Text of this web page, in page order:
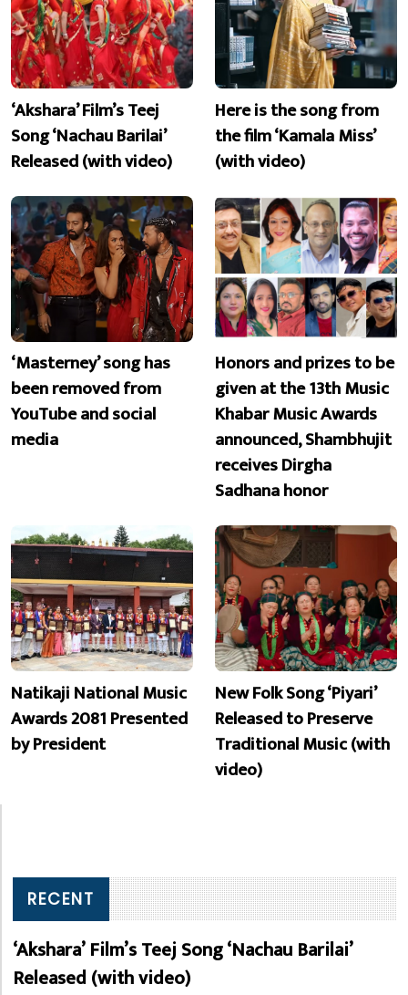
‘Akshara’ Film’s Teej
Song ‘Nachau Barilai’
Released (with video)
Here is the song from
the film ‘Kamala Miss’
(with video)
‘Masterney’ song has
been removed from
YouTube and social
media
Honors and prizes to be
given at the 13th Music
Khabar Music Awards
announced, Shambhujit
receives Dirgha
Sadhana honor
Natikaji National Music
Awards 2081 Presented
by President
New Folk Song ‘Piyari’
Released to Preserve
Traditional Music (with
video)
RECENT
‘Akshara’ Film’s Teej Song ‘Nachau Barilai’
Released (with video)